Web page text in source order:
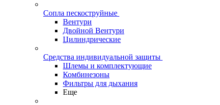
Сопла пескоструйные
Вентури
Двойной Вентури
Цилиндрические
Средства индивидуальной защиты
Шлемы и комплектующие
Комбинезоны
Фильтры для дыхания
Еще